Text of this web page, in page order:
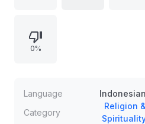
ayat Al-Qur'an dan pembahasan
topik seperti rambu-rambu jalan,
Rasulullah, dan syarat-syarat hijab
0%
Language
Indonesian
Category
Religion &